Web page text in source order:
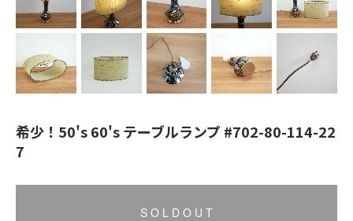
希少！50's 60's テーブルランプ #702-80-114-22
7
S O L D O U T